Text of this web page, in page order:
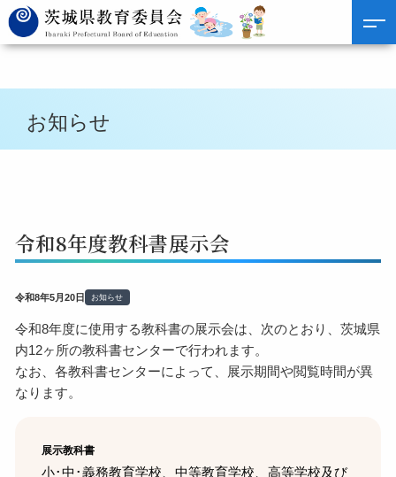
お知らせ
令和8年度教科書展示会
令和8年5月20日 お知らせ
令和8年度に使用する教科書の展示会は、次のとおり、茨城県
内12ヶ所の教科書センターで行われます。
なお、各教科書センターによって、展示期間や閲覧時間が異
なります。
展示教科書
小･中･義務教育学校、中等教育学校、高等学校及び